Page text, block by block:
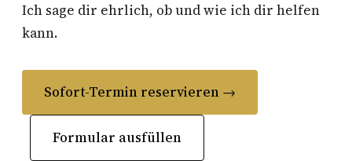
Ich sage dir ehrlich, ob und wie ich dir helfen
kann.
Sofort-Termin reservieren →
Formular ausfüllen